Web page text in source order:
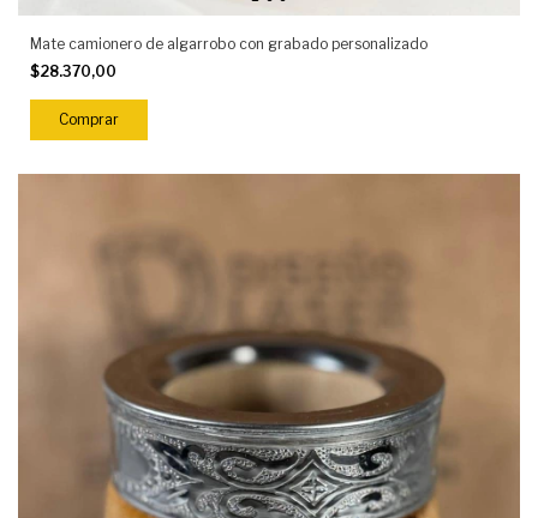
Mate camionero de algarrobo con grabado personalizado
$28.370,00